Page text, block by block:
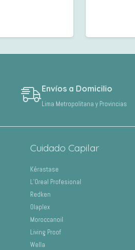
Envíos a Domicilio
Lima Metropolitana y Provincias
Cuidado Capilar
Kérastase
L’Oreal Profesional
Redken
Olaplex
Moroccanoil
Living Proof
Wella